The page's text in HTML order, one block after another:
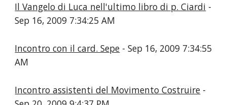
Il Vangelo di Luca nell'ultimo libro di p. Ciardi -
Sep 16, 2009 7:34:25 AM
Incontro con il card. Sepe - Sep 16, 2009 7:34:55
AM
Incontro assistenti del Movimento Costruire -